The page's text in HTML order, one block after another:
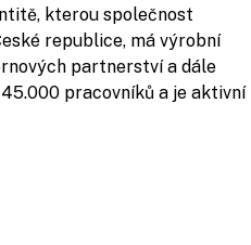
kterou společnost
republice, má výrobní
partnerství a dále
pracovníků a je aktivní